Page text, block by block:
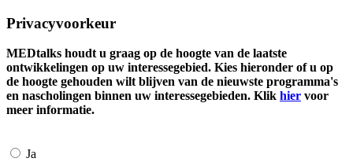
Privacyvoorkeur
MEDtalks houdt u graag op de hoogte van de laatste
ontwikkelingen op uw interessegebied. Kies hieronder of u op
de hoogte gehouden wilt blijven van de nieuwste programma's
en nascholingen binnen uw interessegebieden. Klik hier voor
meer informatie.
Ja